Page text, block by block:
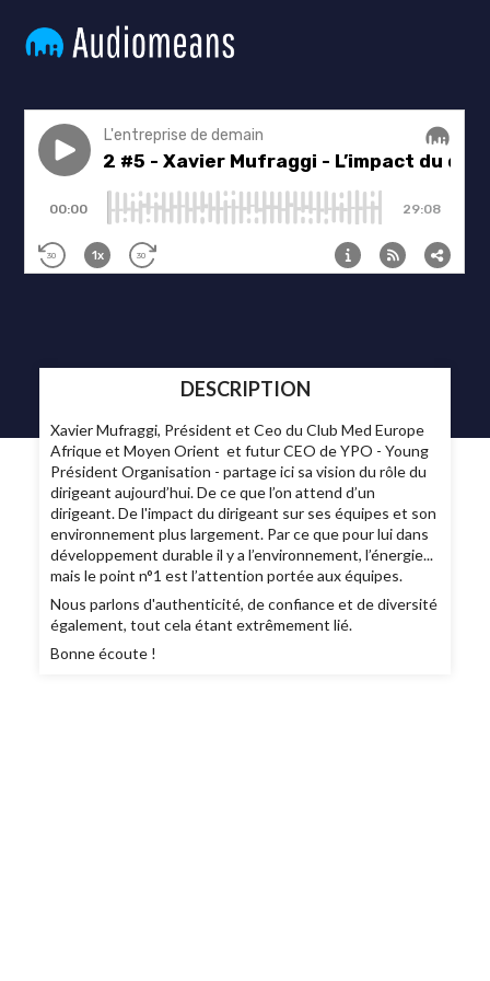
DESCRIPTION
Xavier Mufraggi, Président et Ceo du Club Med Europe
Afrique et Moyen Orient et futur CEO de YPO - Young
Président Organisation - partage ici sa vision du rôle du
dirigeant aujourd’hui. De ce que l’on attend d’un
dirigeant. De l'impact du dirigeant sur ses équipes et son
environnement plus largement. Par ce que pour lui dans
développement durable il y a l’environnement, l’énergie...
mais le point n°1 est l’attention portée aux équipes.
Nous parlons d'authenticité, de confiance et de diversité
également, tout cela étant extrêmement lié.
Bonne écoute !